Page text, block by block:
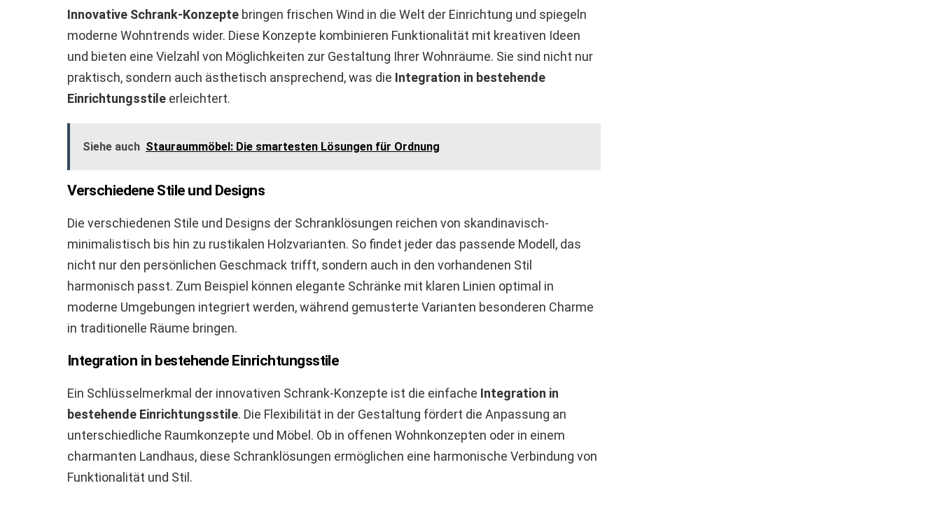
Innovative Schrank-Konzepte bringen frischen Wind in die Welt der Einrichtung und spiegeln
moderne Wohntrends wider. Diese Konzepte kombinieren Funktionalität mit kreativen Ideen
und bieten eine Vielzahl von Möglichkeiten zur Gestaltung Ihrer Wohnräume. Sie sind nicht nur
praktisch, sondern auch ästhetisch ansprechend, was die Integration in bestehende
Einrichtungsstile erleichtert.
Siehe auch Stauraummöbel: Die smartesten Lösungen für Ordnung
Verschiedene Stile und Designs
Die verschiedenen Stile und Designs der Schranklösungen reichen von skandinavisch-
minimalistisch bis hin zu rustikalen Holzvarianten. So findet jeder das passende Modell, das
nicht nur den persönlichen Geschmack trifft, sondern auch in den vorhandenen Stil
harmonisch passt. Zum Beispiel können elegante Schränke mit klaren Linien optimal in
moderne Umgebungen integriert werden, während gemusterte Varianten besonderen Charme
in traditionelle Räume bringen.
Integration in bestehende Einrichtungsstile
Ein Schlüsselmerkmal der innovativen Schrank-Konzepte ist die einfache Integration in
bestehende Einrichtungsstile. Die Flexibilität in der Gestaltung fördert die Anpassung an
unterschiedliche Raumkonzepte und Möbel. Ob in offenen Wohnkonzepten oder in einem
charmanten Landhaus, diese Schranklösungen ermöglichen eine harmonische Verbindung von
Funktionalität und Stil.